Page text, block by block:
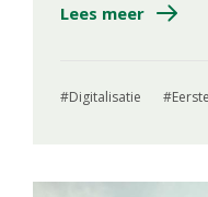
Lees meer
Digitalisatie